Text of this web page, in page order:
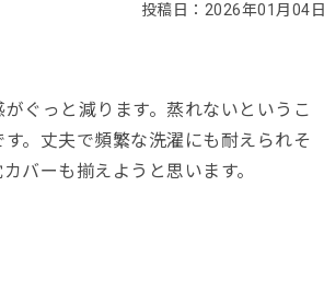
投稿日：2026年01月04日
ぐっと減ります。蒸れないというこ
。丈夫で頻繁な洗濯にも耐えられそ
バーも揃えようと思います。